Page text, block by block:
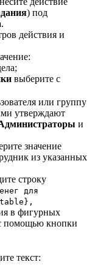
) под
.
действия и
выберите с
или группу
утверждают
и
значение
из указанных
строку
для
в фигурных
помощью кнопки
текст: